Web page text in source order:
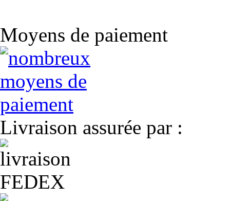
Moyens de paiement
Livraison assurée par :